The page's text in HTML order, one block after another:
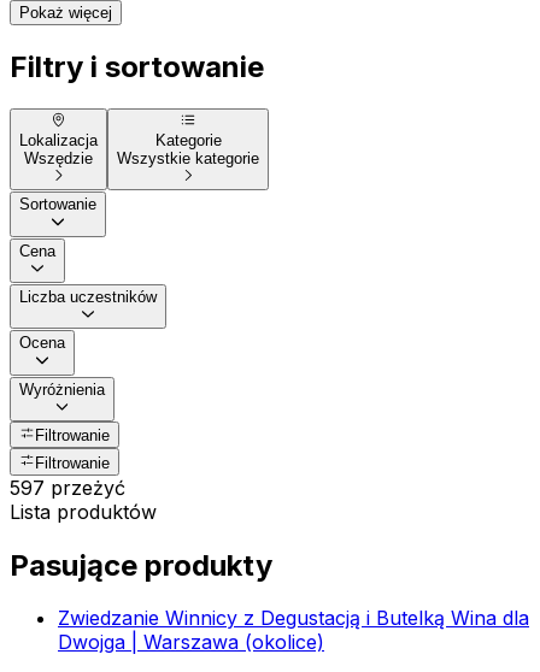
Pokaż więcej
Filtry i sortowanie
Lokalizacja
Wszędzie
Kategorie
Wszystkie kategorie
Sortowanie
Cena
Liczba uczestników
Ocena
Wyróżnienia
Filtrowanie
Filtrowanie
597 przeżyć
Lista produktów
Pasujące produkty
Zwiedzanie Winnicy z Degustacją i Butelką Wina dla
Dwojga | Warszawa (okolice)